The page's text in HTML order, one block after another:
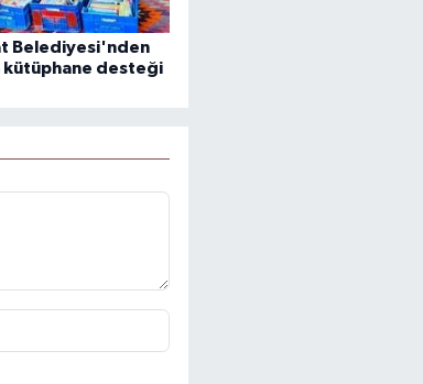
Belediyesi'nden
kütüphane desteği